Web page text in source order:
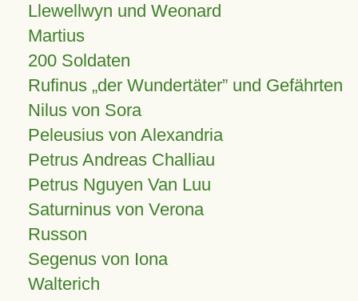
Llewellwyn und Weonard
Martius
200 Soldaten
Rufinus „der Wundertäter” und Gefährten
Nilus von Sora
Peleusius von Alexandria
Petrus Andreas Challiau
Petrus Nguyen Van Luu
Saturninus von Verona
Russon
Segenus von Iona
Walterich